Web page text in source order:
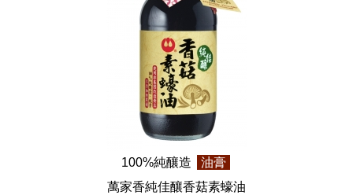
100%純釀造
油膏
萬家香純佳釀香菇素蠔油